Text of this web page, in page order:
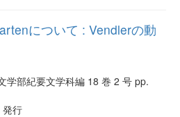
について : Vendlerの動
学部紀要文学科編 18 巻 2 号 pp.
行